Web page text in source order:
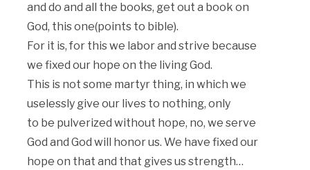
and do and all the books, get out a book on
God, this one(points to bible).
For it is, for this we labor and strive because
we fixed our hope on the living God.
This is not some martyr thing, in which we
uselessly give our lives to nothing, only
to be pulverized without hope, no, we serve
God and God will honor us. We have fixed our
hope on that and that gives us strength…